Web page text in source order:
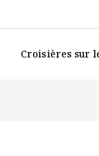
Croisières sur